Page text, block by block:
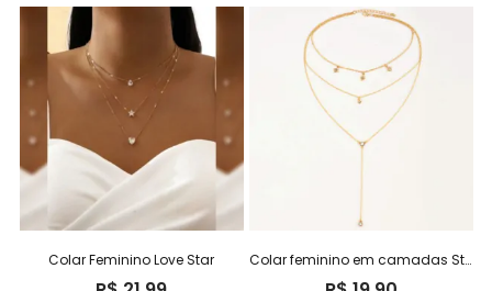
Colar Feminino Love Star Colar feminino em camadas Star Michelle